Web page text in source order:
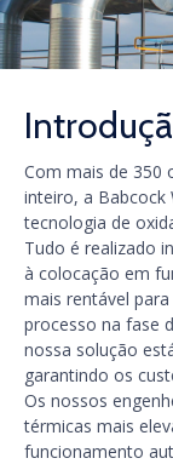
Com mais de 350
inteiro, a Babcock
tecnologia de
Tudo é realizado
à colocação em
mais rentável
processo na fase
nossa solução
garantindo os
Os nossos
térmicas mais
funcionamento